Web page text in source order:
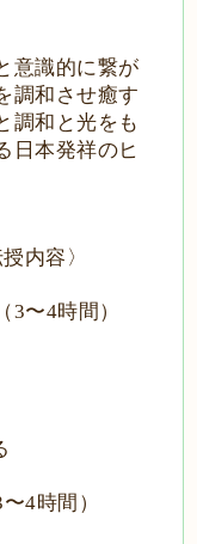
意識的に繋が
調和させ癒す
調和と光をも
日本発祥のヒ
内容〉
3〜4時間）
〜4時間）